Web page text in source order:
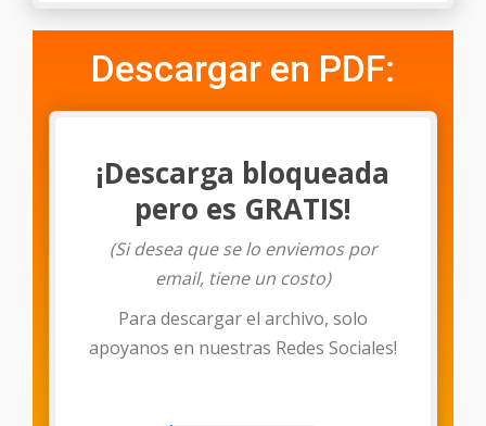
Descargar en PDF:
Descargar
¡Descarga bloqueada
pero es GRATIS!
(Si desea que se lo enviemos por
email, tiene un costo)
Para descargar el archivo, solo
apoyanos en nuestras Redes Sociales!